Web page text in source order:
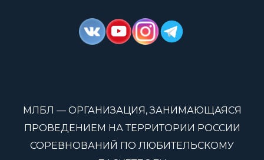
МЛБЛ — ОРГАНИЗАЦИЯ, ЗАНИМАЮЩАЯСЯ
ПРОВЕДЕНИЕМ НА ТЕРРИТОРИИ РОССИИ
СОРЕВНОВАНИЙ ПО ЛЮБИТЕЛЬСКОМУ